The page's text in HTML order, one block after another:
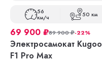
56
км/ч 50 км
69 900 ₽89 900₽-22%
Электросамокат Kugoo
F1 Pro Max